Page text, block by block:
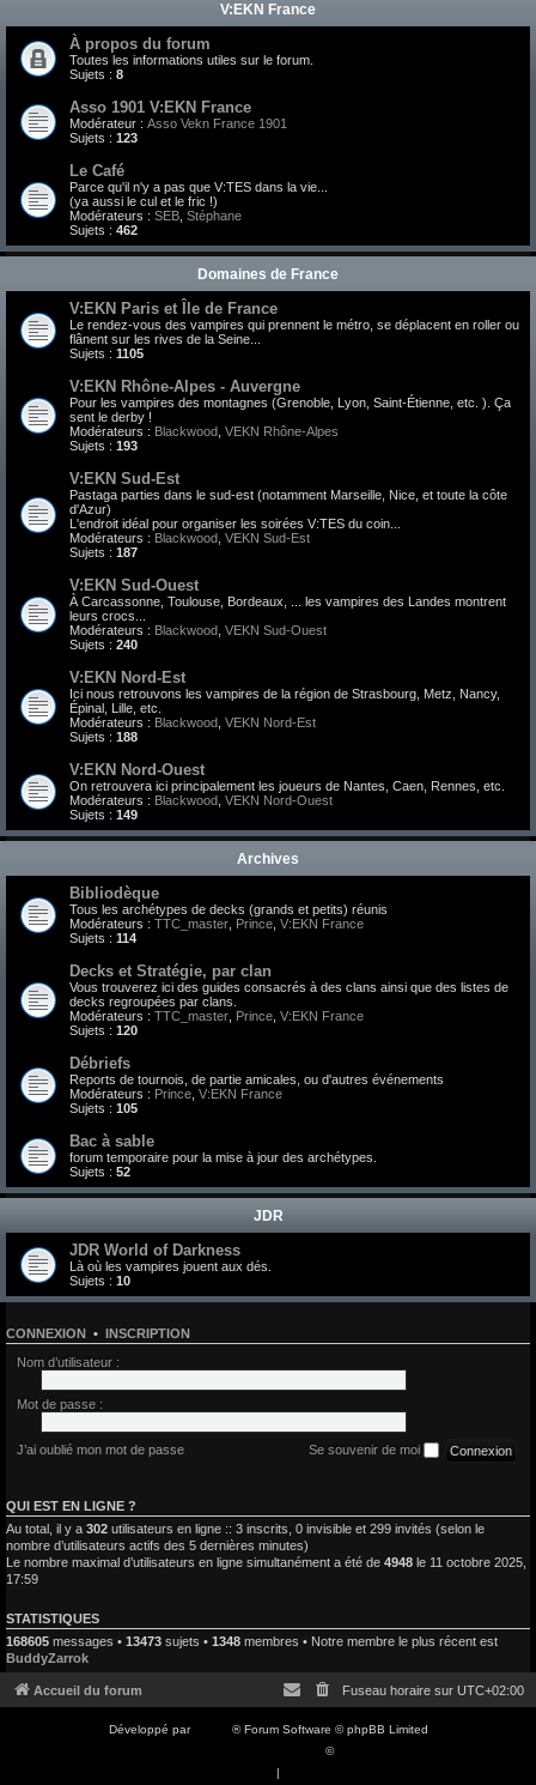
V:EKN France
À propos du forum
Toutes les informations utiles sur le forum.
Sujets : 8
Asso 1901 V:EKN France
Modérateur : Asso Vekn France 1901
Sujets : 123
Le Café
Parce qu'il n'y a pas que V:TES dans la vie...
(ya aussi le cul et le fric !)
Modérateurs : SEB Stéphane
Sujets : 462
Domaines de France
V:EKN Paris et Île de France
Le rendez-vous des vampires qui prennent le métro, se déplacent en roller ou
flânent sur les rives de la Seine...
Sujets : 1105
V:EKN Rhône-Alpes - Auvergne
Pour les vampires des montagnes (Grenoble, Lyon, Saint-Étienne, etc. ). Ça
sent le derby !
Modérateurs : Blackwood VEKN Rhône-Alpes
Sujets : 193
V:EKN Sud-Est
Pastaga parties dans le sud-est (notamment Marseille, Nice, et toute la côte
d'Azur)
L'endroit idéal pour organiser les soirées V:TES du coin...
Modérateurs : Blackwood VEKN Sud-Est
Sujets : 187
V:EKN Sud-Ouest
À Carcassonne, Toulouse, Bordeaux, ... les vampires des Landes montrent
leurs crocs...
Modérateurs : Blackwood VEKN Sud-Ouest
Sujets : 240
V:EKN Nord-Est
Ici nous retrouvons les vampires de la région de Strasbourg, Metz, Nancy,
Épinal, Lille, etc.
Modérateurs : Blackwood VEKN Nord-Est
Sujets : 188
V:EKN Nord-Ouest
On retrouvera ici principalement les joueurs de Nantes, Caen, Rennes, etc.
Modérateurs : Blackwood VEKN Nord-Ouest
Sujets : 149
Archives
Bibliodèque
Tous les archétypes de decks (grands et petits) réunis
Modérateurs : TTC_master Prince V:EKN France
Sujets : 114
Decks et Stratégie, par clan
Vous trouverez ici des guides consacrés à des clans ainsi que des listes de
decks regroupées par clans.
Modérateurs : TTC_master Prince V:EKN France
Sujets : 120
Débriefs
Reports de tournois, de partie amicales, ou d'autres événements
Modérateurs : Prince V:EKN France
Sujets : 105
Bac à sable
forum temporaire pour la mise à jour des archétypes.
Sujets : 52
JDR
JDR World of Darkness
Là où les vampires jouent aux dés.
Sujets : 10
CONNEXION • INSCRIPTION
Nom d’utilisateur :
Mot de passe :
J’ai oublié mon mot de passe Se souvenir de moi
QUI EST EN LIGNE ?
Au total, il y a 302 utilisateurs en ligne :: 3 inscrits, 0 invisible et 299 invités (selon le
nombre d’utilisateurs actifs des 5 dernières minutes)
Le nombre maximal d’utilisateurs en ligne simultanément a été de 4948 le 11 octobre 2025,
17:59
STATISTIQUES
168605 messages • 13473 sujets • 1348 membres • Notre membre le plus récent est
BuddyZarrok
Accueil du forum Fuseau horaire sur UTC+02:00
Développé par
® Forum Software © phpBB Limited
©
|